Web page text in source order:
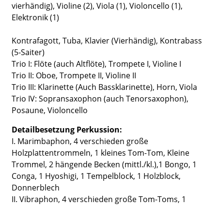
vierhändig), Violine (2), Viola (1), Violoncello (1),
Elektronik (1)
Kontrafagott, Tuba, Klavier (Vierhändig), Kontrabass
(5-Saiter)
Trio I: Flöte (auch Altflöte), Trompete I, Violine I
Trio II: Oboe, Trompete II, Violine II
Trio III: Klarinette (Auch Bassklarinette), Horn, Viola
Trio IV: Sopransaxophon (auch Tenorsaxophon),
Posaune, Violoncello
Detailbesetzung Perkussion:
I. Marimbaphon, 4 verschieden große
Holzplattentrommeln, 1 kleines Tom-Tom, Kleine
Trommel, 2 hängende Becken (mittl./kl.),1 Bongo, 1
Conga, 1 Hyoshigi, 1 Tempelblock, 1 Holzblock,
Donnerblech
II. Vibraphon, 4 verschieden große Tom-Toms, 1